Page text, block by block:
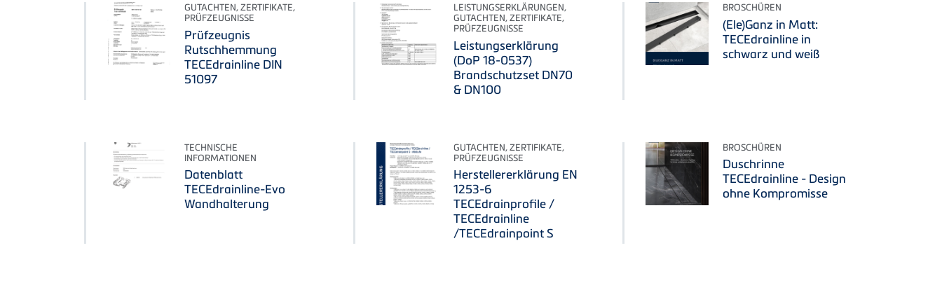
GUTACHTEN, ZERTIFIKATE,
PRÜFZEUGNISSE
Prüfzeugnis
Rutschhemmung
TECEdrainline DIN
51097
LEISTUNGSERKLÄRUNGEN,
GUTACHTEN, ZERTIFIKATE,
PRÜFZEUGNISSE
Leistungserklärung
(DoP 18-0537)
Brandschutzset DN70
& DN100
BROSCHÜREN
(Ele)Ganz in Matt:
TECEdrainline in
schwarz und weiß
TECHNISCHE
INFORMATIONEN
Datenblatt
TECEdrainline-Evo
Wandhalterung
GUTACHTEN, ZERTIFIKATE,
PRÜFZEUGNISSE
Herstellererklärung EN
1253-6
TECEdrainprofile /
TECEdrainline
/TECEdrainpoint S
BROSCHÜREN
Duschrinne
TECEdrainline - Design
ohne Kompromisse